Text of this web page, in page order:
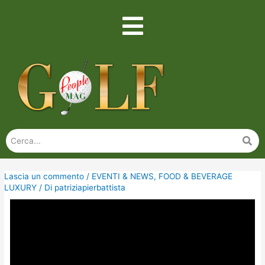
Lascia un commento / EVENTI & NEWS, FOOD & BEVERAGE
LUXURY / Di patriziapierbattista